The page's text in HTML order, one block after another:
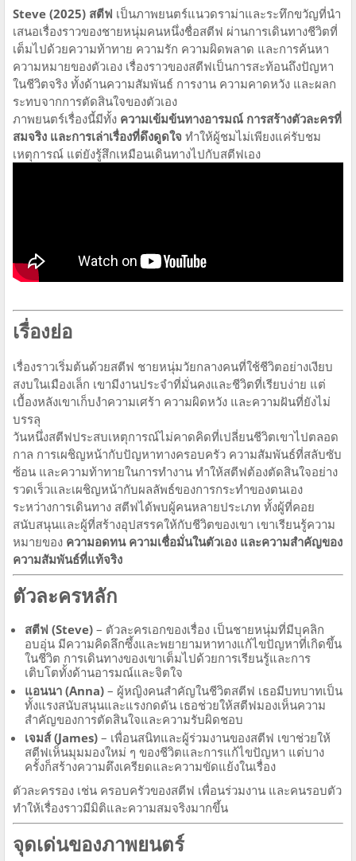
Steve (2025) สตีฟ เป็นภาพยนตร์แนวดราม่าและระทึกขวัญที่นำ
เสนอเรื่องราวของชายหนุ่มคนหนึ่งชื่อสตีฟ ผ่านการเดินทางชีวิตที่
เต็มไปด้วยความท้าทาย ความรัก ความผิดพลาด และการค้นหา
ความหมายของตัวเอง เรื่องราวของสตีฟเป็นการสะท้อนถึงปัญหา
ในชีวิตจริง ทั้งด้านความสัมพันธ์ การงาน ความคาดหวัง และผลก
ระทบจากการตัดสินใจของตัวเอง
ภาพยนตร์เรื่องนี้มีทั้ง ความเข้มข้นทางอารมณ์ การสร้างตัวละครที่
สมจริง และการเล่าเรื่องที่ดึงดูดใจ ทำให้ผู้ชมไม่เพียงแค่รับชม
เหตุการณ์ แต่ยังรู้สึกเหมือนเดินทางไปกับสตีฟเอง
เรื่องย่อ
เรื่องราวเริ่มต้นด้วยสตีฟ ชายหนุ่มวัยกลางคนที่ใช้ชีวิตอย่างเงียบ
สงบในเมืองเล็ก เขามีงานประจำที่มั่นคงและชีวิตที่เรียบง่าย แต่
เบื้องหลังเขาเก็บงำความเศร้า ความผิดหวัง และความฝันที่ยังไม่
บรรลุ
วันหนึ่งสตีฟประสบเหตุการณ์ไม่คาดคิดที่เปลี่ยนชีวิตเขาไปตลอด
กาล การเผชิญหน้ากับปัญหาทางครอบครัว ความสัมพันธ์ที่สลับซับ
ซ้อน และความท้าทายในการทำงาน ทำให้สตีฟต้องตัดสินใจอย่าง
รวดเร็วและเผชิญหน้ากับผลลัพธ์ของการกระทำของตนเอง
ระหว่างการเดินทาง สตีฟได้พบผู้คนหลายประเภท ทั้งผู้ที่คอย
สนับสนุนและผู้ที่สร้างอุปสรรคให้กับชีวิตของเขา เขาเรียนรู้ความ
หมายของ ความอดทน ความเชื่อมั่นในตัวเอง และความสำคัญของ
ความสัมพันธ์ที่แท้จริง
ตัวละครหลัก
สตีฟ (Steve) – ตัวละครเอกของเรื่อง เป็นชายหนุ่มที่มีบุคลิก
อบอุ่น มีความคิดลึกซึ้งและพยายามหาทางแก้ไขปัญหาที่เกิดขึ้น
ในชีวิต การเดินทางของเขาเต็มไปด้วยการเรียนรู้และการ
เติบโตทั้งด้านอารมณ์และจิตใจ
แอนนา (Anna) – ผู้หญิงคนสำคัญในชีวิตสตีฟ เธอมีบทบาทเป็น
ทั้งแรงสนับสนุนและแรงกดดัน เธอช่วยให้สตีฟมองเห็นความ
สำคัญของการตัดสินใจและความรับผิดชอบ
เจมส์ (James) – เพื่อนสนิทและผู้ร่วมงานของสตีฟ เขาช่วยให้
สตีฟเห็นมุมมองใหม่ ๆ ของชีวิตและการแก้ไขปัญหา แต่บาง
ครั้งก็สร้างความตึงเครียดและความขัดแย้งในเรื่อง
ตัวละครรอง เช่น ครอบครัวของสตีฟ เพื่อนร่วมงาน และคนรอบตัว
ทำให้เรื่องราวมีมิติและความสมจริงมากขึ้น
จุดเด่นของภาพยนตร์